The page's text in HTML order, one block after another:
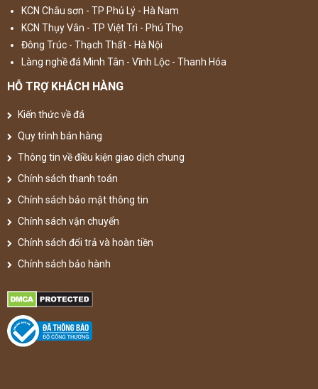
KCN Châu sơn - TP Phủ Lý - Hà Nam
KCN Thụy Vân - TP Việt Trì - Phú Thọ
Đông Trúc - Thạch Thất - Hà Nội
Làng nghề đá Minh Tân - Vĩnh Lộc - Thanh Hóa
HỖ TRỢ KHÁCH HÀNG
Kiến thức về đá
Quy trình bán hàng
Thông tin về điều kiện giao dịch chung
Chính sách thanh toán
Chính sách bảo mật thông tin
Chính sách vận chuyển
Chính sách đổi trả và hoàn tiền
Chính sách bảo hành